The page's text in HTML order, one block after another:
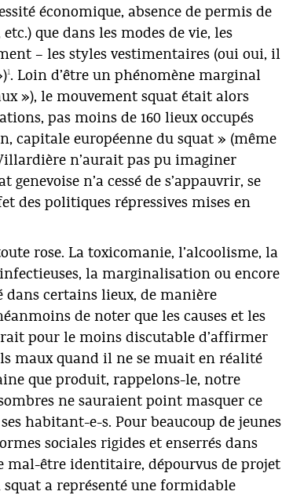
économique, absence de permis de
que dans les modes de vie, les
– les styles vestimentaires (oui oui, il
1. Loin d’être un phénomène marginal
»), le mouvement squat était alors
pas moins de 160 lieux occupés
capitale européenne du squat » (même
n’aurait pas pu imaginer
n’a cessé de s’appauvrir, se
des politiques répressives mises en
rose. La toxicomanie, l’alcoolisme, la
la marginalisation ou encore
dans certains lieux, de manière
de noter que les causes et les
pour le moins discutable d’affirmer
maux quand il ne se muait en réalité
que produit, rappelons-le, notre
ne sauraient point masquer ce
habitant-e-s. Pour beaucoup de jeunes
sociales rigides et enserrés dans
mal-être identitaire, dépourvus de projet
a représenté une formidable